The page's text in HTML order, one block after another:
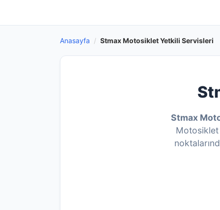
Anasayfa / Stmax Motosiklet Yetkili Servisleri
Stmax
Motosiklet